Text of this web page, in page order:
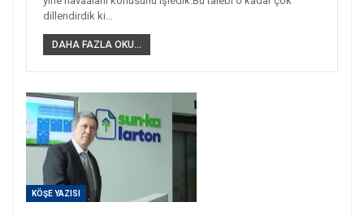
dillendirdik ki…
DAHA FAZLA OKU...
KÖŞE YAZISI